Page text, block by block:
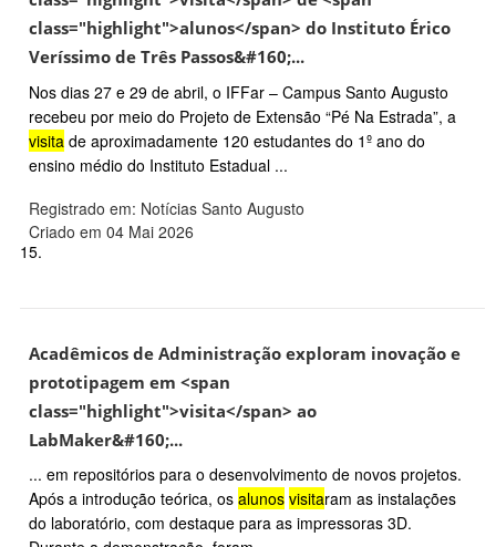
class="highlight">alunos</span> do Instituto Érico
Veríssimo de Três Passos&#160;...
Nos dias 27 e 29 de abril, o IFFar – Campus Santo Augusto
recebeu por meio do Projeto de Extensão “Pé Na Estrada”, a
visita de aproximadamente 120 estudantes do 1º ano do
ensino médio do Instituto Estadual ...
Registrado em: Notícias Santo Augusto
Criado em 04 Mai 2026
15.
Acadêmicos de Administração exploram inovação e
prototipagem em <span
class="highlight">visita</span> ao
LabMaker&#160;...
... em repositórios para o desenvolvimento de novos projetos.
Após a introdução teórica, os alunos visitaram as instalações
do laboratório, com destaque para as impressoras 3D.